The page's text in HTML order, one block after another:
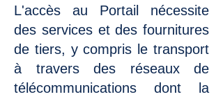
L'accès au Portail nécessite
des services et des fournitures
de tiers, y compris le transport
à travers des réseaux de
télécommunications dont la